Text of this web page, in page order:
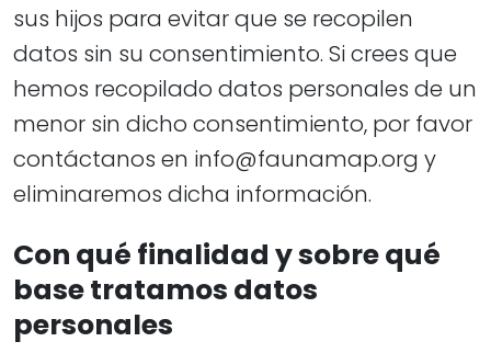
sus hijos para evitar que se recopilen
datos sin su consentimiento. Si crees que
hemos recopilado datos personales de un
menor sin dicho consentimiento, por favor
contáctanos en info@faunamap.org y
eliminaremos dicha información.
Con qué finalidad y sobre qué
base tratamos datos
personales